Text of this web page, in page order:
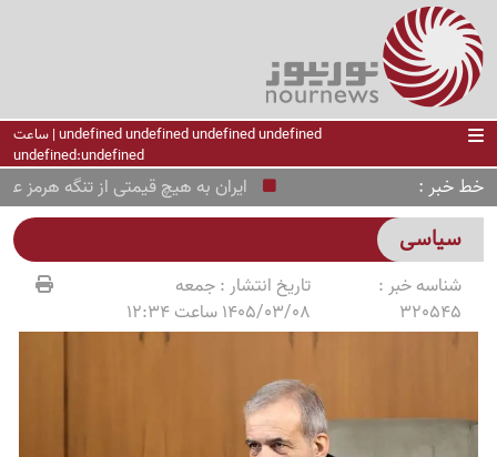
undefined undefined undefined undefined | ساعت
undefined:undefined
خط خبر ایران به هیچ قیمتی از تنگه هرمز عقب
سیاسی
شناسه خبر :
320545
تاریخ انتشار :جمعه
1405/03/08 ساعت 12:34